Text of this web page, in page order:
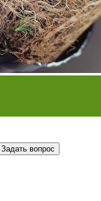
Задать вопрос